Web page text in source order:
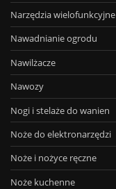
Narzędzia wielofunkcyjne
Nawadnianie ogrodu
Nawilżacze
Nawozy
Nogi i stelaże do wanien
Noże do elektronarzędzi
Noże i nożyce ręczne
Noże kuchenne